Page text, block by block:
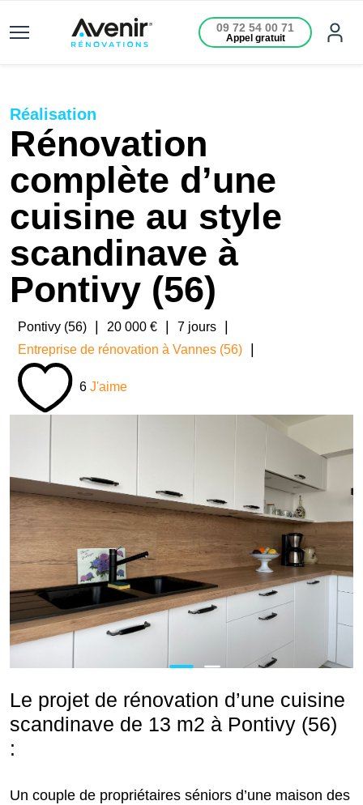
09 72 54 00 71
Appel gratuit
Réalisation
Rénovation
complète d’une
cuisine au style
scandinave à
Pontivy (56)
Pontivy (56) 20 000 € 7 jours
Entreprise de rénovation à Vannes (56)
6 J'aime
Le projet de rénovation d’une cuisine
scandinave de 13 m2 à Pontivy (56)
:
Un couple de propriétaires séniors d’une maison des